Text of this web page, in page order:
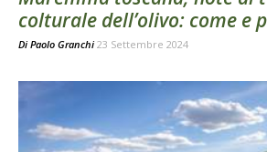
colturale dell’olivo: come e
Di Paolo Granchi 23 Settembre 2024